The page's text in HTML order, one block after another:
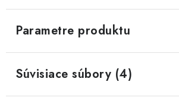
Parametre produktu
Súvisiace súbory (4)